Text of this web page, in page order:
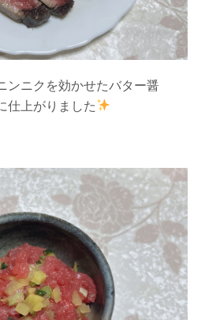
ンニクを効かせたバター醤
仕上がりました